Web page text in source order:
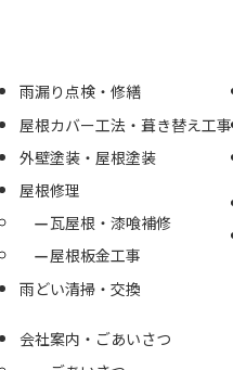
雨漏り点検・修繕
屋根カバー工法・葺き替え工事
外壁塗装・屋根塗装
屋根修理
瓦屋根・漆喰補修
屋根板金工事
雨どい清掃・交換
会社案内・ごあいさつ